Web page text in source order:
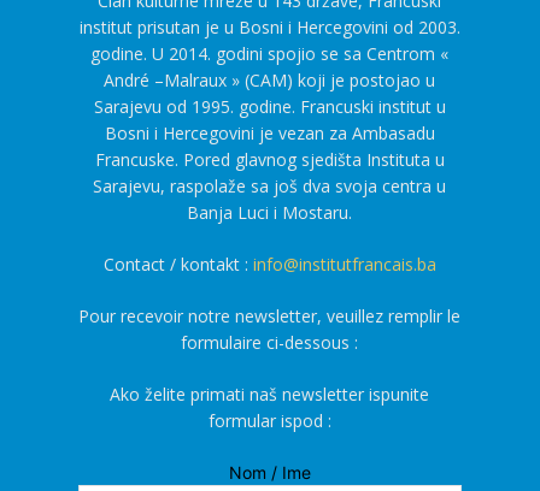
institut prisutan je u Bosni i Hercegovini od 2003.
godine. U 2014. godini spojio se sa Centrom «
André –Malraux » (CAM) koji je postojao u
Sarajevu od 1995. godine. Francuski institut u
Bosni i Hercegovini je vezan za Ambasadu
Francuske. Pored glavnog sjedišta Instituta u
Sarajevu, raspolaže sa još dva svoja centra u
Banja Luci i Mostaru.
Contact / kontakt : info@institutfrancais.ba
Pour recevoir notre newsletter, veuillez remplir le
formulaire ci-dessous :
Ako želite primati naš newsletter ispunite
formular ispod :
Nom / Ime